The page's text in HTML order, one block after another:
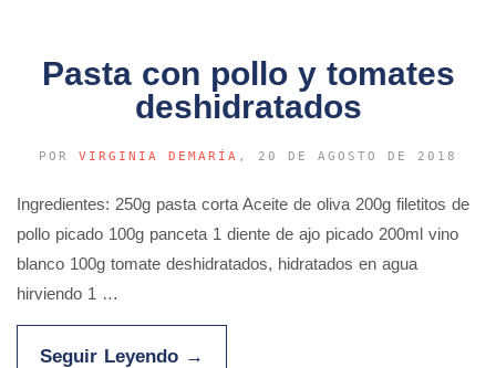
Pasta con pollo y tomates
deshidratados
POR VIRGINIA DEMARÍA , 20 DE AGOSTO DE 2018
Ingredientes: 250g pasta corta Aceite de oliva 200g filetitos de
pollo picado 100g panceta 1 diente de ajo picado 200ml vino
blanco 100g tomate deshidratados, hidratados en agua
hirviendo 1 …
Seguir Leyendo →